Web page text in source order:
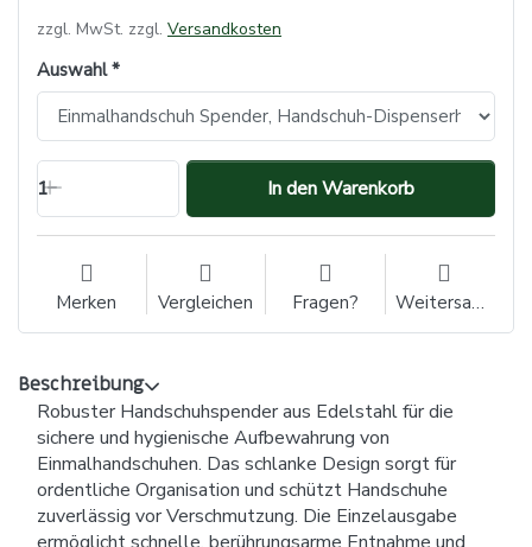
zzgl. MwSt. zzgl. Versandkosten
Auswahl
1 In den Warenkorb
Merken Vergleichen Fragen? Weitersagen
Beschreibung
Robuster Handschuhspender aus Edelstahl für die
sichere und hygienische Aufbewahrung von
Einmalhandschuhen. Das schlanke Design sorgt für
ordentliche Organisation und schützt Handschuhe
zuverlässig vor Verschmutzung. Die Einzelausgabe